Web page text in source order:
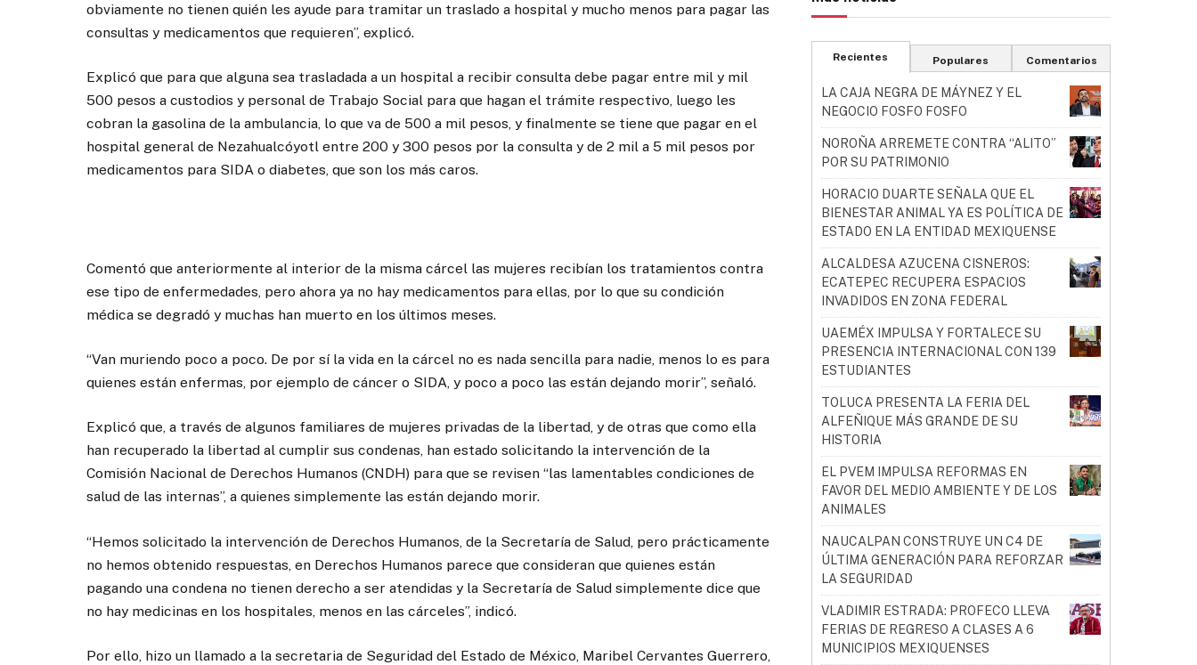
obviamente no tienen quién les ayude para tramitar un traslado a hospital y mucho menos para pagar las
consultas y medicamentos que requieren”, explicó.
Explicó que para que alguna sea trasladada a un hospital a recibir consulta debe pagar entre mil y mil
500 pesos a custodios y personal de Trabajo Social para que hagan el trámite respectivo, luego les
cobran la gasolina de la ambulancia, lo que va de 500 a mil pesos, y finalmente se tiene que pagar en el
hospital general de Nezahualcóyotl entre 200 y 300 pesos por la consulta y de 2 mil a 5 mil pesos por
medicamentos para SIDA o diabetes, que son los más caros.
Comentó que anteriormente al interior de la misma cárcel las mujeres recibían los tratamientos contra
ese tipo de enfermedades, pero ahora ya no hay medicamentos para ellas, por lo que su condición
médica se degradó y muchas han muerto en los últimos meses.
“Van muriendo poco a poco. De por sí la vida en la cárcel no es nada sencilla para nadie, menos lo es para
quienes están enfermas, por ejemplo de cáncer o SIDA, y poco a poco las están dejando morir”, señaló.
Explicó que, a través de algunos familiares de mujeres privadas de la libertad, y de otras que como ella
han recuperado la libertad al cumplir sus condenas, han estado solicitando la intervención de la
Comisión Nacional de Derechos Humanos (CNDH) para que se revisen “las lamentables condiciones de
salud de las internas”, a quienes simplemente las están dejando morir.
“Hemos solicitado la intervención de Derechos Humanos, de la Secretaría de Salud, pero prácticamente
no hemos obtenido respuestas, en Derechos Humanos parece que consideran que quienes están
pagando una condena no tienen derecho a ser atendidas y la Secretaría de Salud simplemente dice que
no hay medicinas en los hospitales, menos en las cárceles”, indicó.
Por ello, hizo un llamado a la secretaria de Seguridad del Estado de México, Maribel Cervantes Guerrero,
Recientes Populares Comentarios
LA CAJA NEGRA DE MÁYNEZ Y EL
NEGOCIO FOSFO FOSFO
NOROÑA ARREMETE CONTRA “ALITO”
POR SU PATRIMONIO
HORACIO DUARTE SEÑALA QUE EL
BIENESTAR ANIMAL YA ES POLÍTICA DE
ESTADO EN LA ENTIDAD MEXIQUENSE
ALCALDESA AZUCENA CISNEROS:
ECATEPEC RECUPERA ESPACIOS
INVADIDOS EN ZONA FEDERAL
UAEMÉX IMPULSA Y FORTALECE SU
PRESENCIA INTERNACIONAL CON 139
ESTUDIANTES
TOLUCA PRESENTA LA FERIA DEL
ALFEÑIQUE MÁS GRANDE DE SU
HISTORIA
EL PVEM IMPULSA REFORMAS EN
FAVOR DEL MEDIO AMBIENTE Y DE LOS
ANIMALES
NAUCALPAN CONSTRUYE UN C4 DE
ÚLTIMA GENERACIÓN PARA REFORZAR
LA SEGURIDAD
VLADIMIR ESTRADA: PROFECO LLEVA
FERIAS DE REGRESO A CLASES A 6
MUNICIPIOS MEXIQUENSES